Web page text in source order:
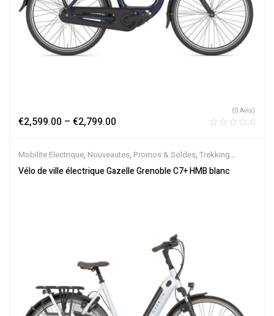
€2,599.00 – €2,799.00
(0 Avis)
Mobilite Electrique, Nouveautes, Promos & Soldes, Trekking
électrique,Vélo électrique ville,Velos Electriques,VTC Electrique
Vélo de ville électrique Gazelle Grenoble C7+ HMB blanc